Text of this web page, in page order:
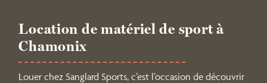
Location de matériel de sport à
Chamonix
Louer chez Sanglard Sports, c’est l’occasion de découvrir